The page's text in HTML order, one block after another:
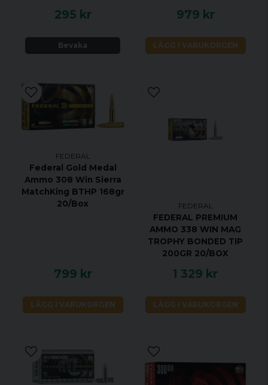
295 kr
Bevaka
979 kr
LÄGG I VARUKORGEN
FEDERAL
Federal Gold Medal
Ammo 308 Win Sierra
MatchKing BTHP 168gr
20/Box
799 kr
LÄGG I VARUKORGEN
FEDERAL
FEDERAL PREMIUM
AMMO 338 WIN MAG
TROPHY BONDED TIP
200GR 20/BOX
1 329 kr
LÄGG I VARUKORGEN